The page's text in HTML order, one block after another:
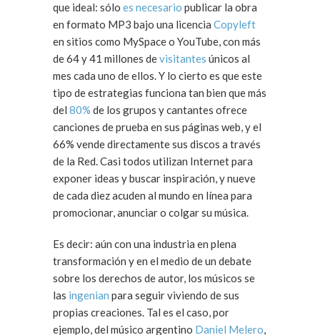
que ideal: sólo es necesario publicar la obra
en formato MP3 bajo una licencia Copyleft
en sitios como MySpace o YouTube, con más
de 64 y 41 millones devisitantes únicos al
mes cada uno de ellos. Y lo cierto es que este
tipo de estrategias funciona tan bien que más
del 80% de los grupos y cantantes ofrece
canciones de prueba en sus páginas web, y el
66% vende directamente sus discos a través
de la Red. Casi todos utilizan Internet para
exponer ideas y buscar inspiración, y nueve
de cada diez acuden al mundo en línea para
promocionar, anunciar o colgar su música.
Es decir: aún con una industria en plena
transformación y en el medio de un debate
sobre los derechos de autor, los músicos se
las ingenian para seguir viviendo de sus
propias creaciones. Tal es el caso, por
ejemplo, del músico argentino Daniel Melero,